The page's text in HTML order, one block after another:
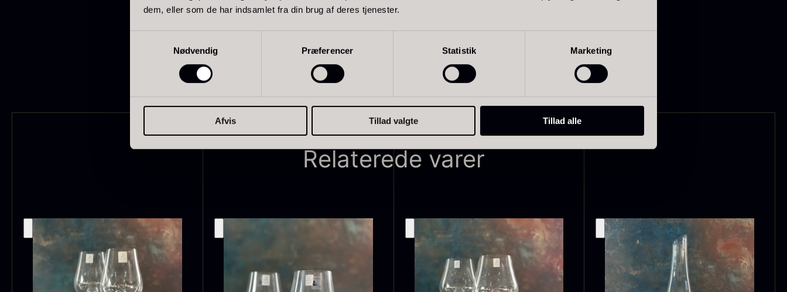
dem, eller som de har indsamlet fra din brug af deres tjenester.
Nødvendig
Præferencer Statistik Marketing
Afvis Tillad valgte Tillad alle
Et klassisk, håndlavet Riesling-glas skabt til at forfine oplevelsen af friske og aromatiske hvidvine –
med præcision, lethed og enestående elegance.
Relaterede varer